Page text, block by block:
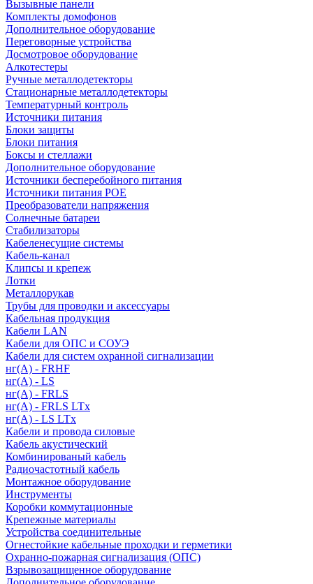
Вызывные панели
Комплекты домофонов
Дополнительное оборудование
Переговорные устройства
Досмотровое оборудование
Алкотестеры
Ручные металлодетекторы
Стационарные металлодетекторы
Температурный контроль
Источники питания
Блоки защиты
Блоки питания
Боксы и стеллажи
Дополнительное оборудование
Источники бесперебойного питания
Источники питания POE
Преобразователи напряжения
Солнечные батареи
Стабилизаторы
Кабеленесущие системы
Кабель-канал
Клипсы и крепеж
Лотки
Металлорукав
Трубы для проводки и аксессуары
Кабельная продукция
Кабели LAN
Кабели для ОПС и СОУЭ
Кабели для систем охранной сигнализации
нг(A) - FRHF
нг(A) - LS
нг(А) - FRLS
нг(А) - FRLS LTx
нг(А) - LS LTx
Кабели и провода силовые
Кабель акустический
Комбинированый кабель
Радиочастотный кабель
Монтажное оборудование
Инструменты
Коробки коммутационные
Крепежные материалы
Устройства соединительные
Огнестойкие кабельные проходки и герметики
Охранно-пожарная сигнализация (ОПС)
Взрывозащищенное оборудование